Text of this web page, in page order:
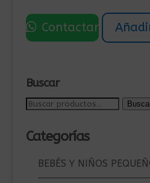
original
era:
actual
es:
Contactar
Buscar
Buscar
Categorías
BEBÉS Y NIÑOS